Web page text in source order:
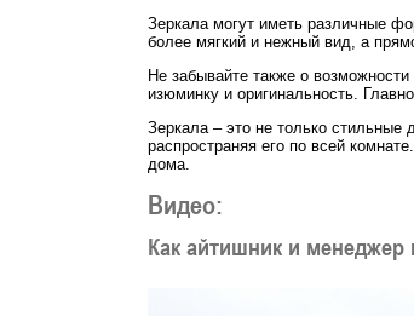
Зеркала могут иметь различные
более мягкий и нежный вид, а
Не забывайте также о
изюминку и оригинальность.
Зеркала – это не только
распространяя его по всей
дома.
Видео:
Как айтишник и менеджер